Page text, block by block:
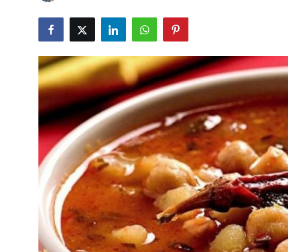
Mutfak Püf Noktaları & İpuçları
Mekan & Lezzet Rotaları
Temel Gıda ve Ürün Rehberleri
İçecek Kültürü & Barista
Yöresel Tarifler & Ev Yemekleri
Gıda Güvenliği & Sağlık
İçecek Kültürü & Rehberleri
Popüler Kültür & Mutfak Tarihi
Mutfak Temizliği & Pratik Bilgiler